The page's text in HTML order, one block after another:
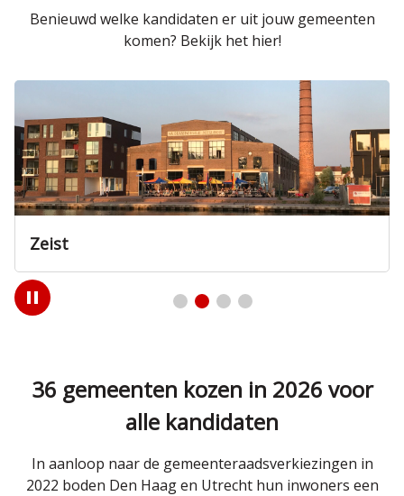
Benieuwd welke kandidaten er uit jouw gemeenten
komen? Bekijk het hier!
Amersfoort
Play
/
36 gemeenten kozen in 2026 voor
alle kandidaten
In aanloop naar de gemeenteraadsverkiezingen in
2022 boden Den Haag en Utrecht hun inwoners een